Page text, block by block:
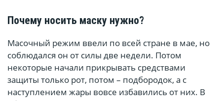
Почему носить маску нужно?
Масочный режим ввели по всей стране в мае, но
соблюдался он от силы две недели. Потом
некоторые начали прикрывать средствами
защиты только рот, потом – подбородок, а с
наступлением жары вовсе избавились от них. В